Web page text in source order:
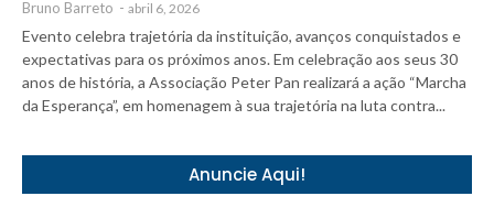
Bruno Barreto - abril 6, 2026
Evento celebra trajetória da instituição, avanços conquistados e
expectativas para os próximos anos. Em celebração aos seus 30
anos de história, a Associação Peter Pan realizará a ação “Marcha
da Esperança”, em homenagem à sua trajetória na luta contra...
Anuncie Aqui!